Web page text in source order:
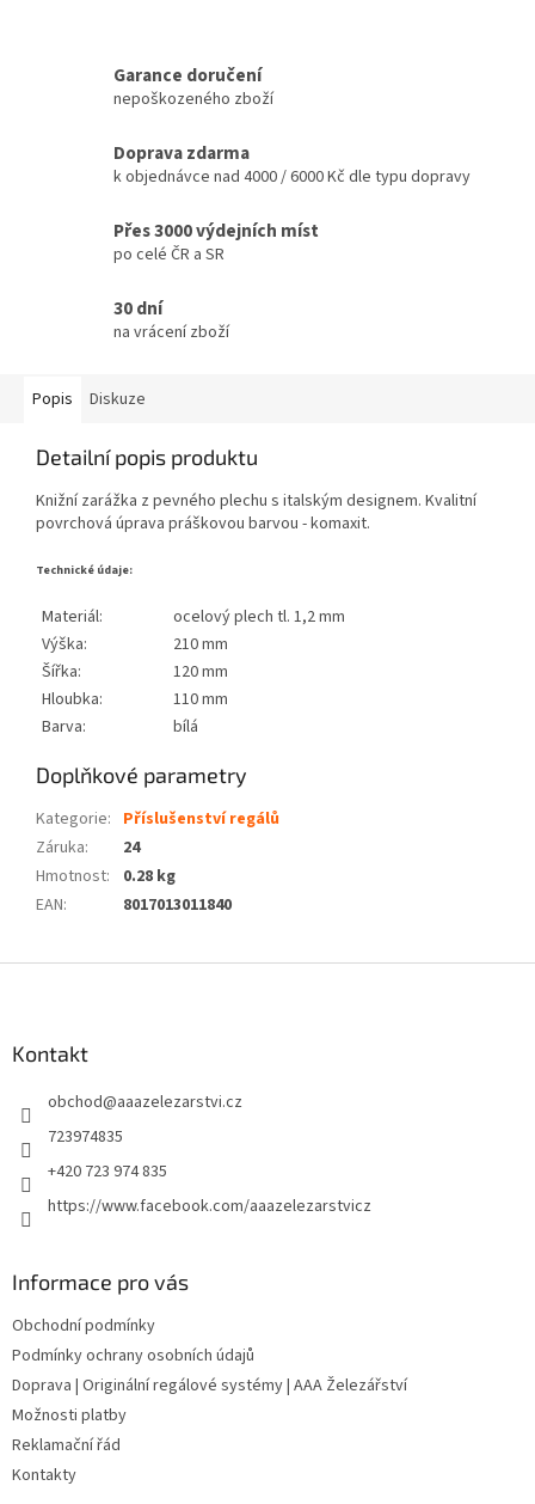
Garance doručení
nepoškozeného zboží
Doprava zdarma
k objednávce nad 4000 / 6000 Kč dle typu dopravy
Přes 3000 výdejních míst
po celé ČR a SR
30 dní
na vrácení zboží
Popis Diskuze
Detailní popis produktu
Knižní zarážka z pevného plechu s italským designem. Kvalitní
povrchová úprava práškovou barvou - komaxit.
Technické údaje:
Materiál:
ocelový plech tl. 1,2 mm
Výška:
210 mm
Šířka:
120 mm
Hloubka:
110 mm
Barva:
bílá
Doplňkové parametry
Kategorie: Příslušenství regálů
Záruka:
24
Hmotnost:
0.28 kg
EAN: 8017013011840
Kontakt
obchod@aaazelezarstvi.cz
723974835
+420 723 974 835
https://www.facebook.com/aaazelezarstvicz
Informace pro vás
Obchodní podmínky
Podmínky ochrany osobních údajů
Doprava | Originální regálové systémy | AAA Železářství
Možnosti platby
Reklamační řád
Kontakty